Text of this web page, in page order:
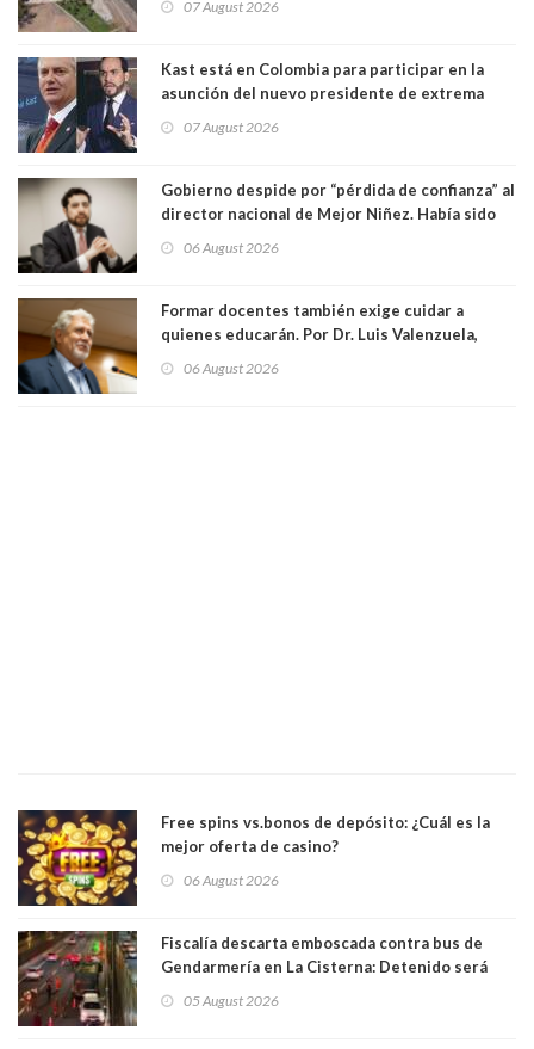
07 August 2026
Kast está en Colombia para participar en la
asunción del nuevo presidente de extrema
07 August 2026
Gobierno despide por “pérdida de confianza” al
director nacional de Mejor Niñez. Había sido
06 August 2026
Formar docentes también exige cuidar a
quienes educarán. Por Dr. Luis Valenzuela,
Académicos U. Católica Silva Henríquez
06 August 2026
Free spins vs.bonos de depósito: ¿Cuál es la
mejor oferta de casino?
06 August 2026
Fiscalía descarta emboscada contra bus de
Gendarmería en La Cisterna: Detenido será
05 August 2026